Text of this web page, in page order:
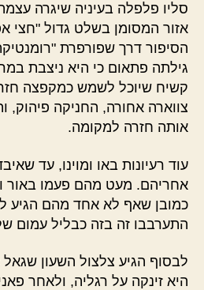
סליו פלפלה בעיניה שיגרה
אזור המסומן בשלט גדול "חצי
הסיפור דרך שפורפרת
גילתה פתאום כי היא ניצבת
קשיח שיוכל לשמש כמקפצה
צווארה אחורה, החניקה פיהוק,
אותה חזרה למקומה.
עוד רעיונות באו ומוינו, עד
אחריהם. מעט מהם פעמו באור
כמובן שאף לא אחד מהם הגיע
התערבבו זה בזה כבליל עמום
לבסוף הגיע צלצול השעון
היא זינקה על רגליה, ולאחר